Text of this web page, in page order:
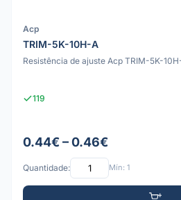
Acp
TRIM-5K-10H-A
Resistência de ajuste Acp TRIM-5K-
119
0.44€ – 0.46€
Quantidade: Mín: 1